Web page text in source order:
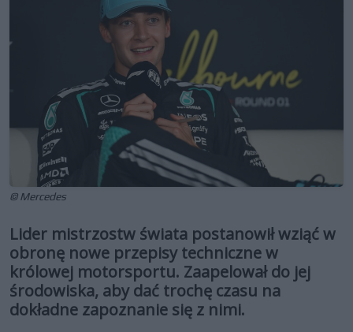
© Mercedes
Lider mistrzostw świata postanowił wziąć w
obronę nowe przepisy techniczne w
królowej motorsportu. Zaapelował do jej
środowiska, aby dać trochę czasu na
dokładne zapoznanie się z nimi.